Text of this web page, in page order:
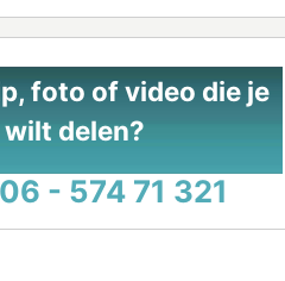
foto of video die je
delen?
06 - 574 71 321